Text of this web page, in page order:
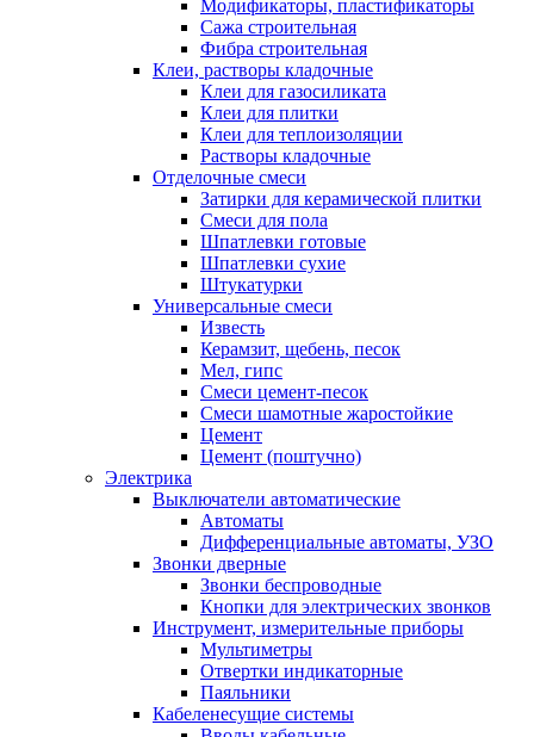
Модификаторы, пластификаторы
Сажа строительная
Фибра строительная
Клеи, растворы кладочные
Клеи для газосиликата
Клеи для плитки
Клеи для теплоизоляции
Растворы кладочные
Отделочные смеси
Затирки для керамической плитки
Смеси для пола
Шпатлевки готовые
Шпатлевки сухие
Штукатурки
Универсальные смеси
Известь
Керамзит, щебень, песок
Мел, гипс
Смеси цемент-песок
Смеси шамотные жаростойкие
Цемент
Цемент (поштучно)
Электрика
Выключатели автоматические
Автоматы
Дифференциальные автоматы, УЗО
Звонки дверные
Звонки беспроводные
Кнопки для электрических звонков
Инструмент, измерительные приборы
Мультиметры
Отвертки индикаторные
Паяльники
Кабеленесущие системы